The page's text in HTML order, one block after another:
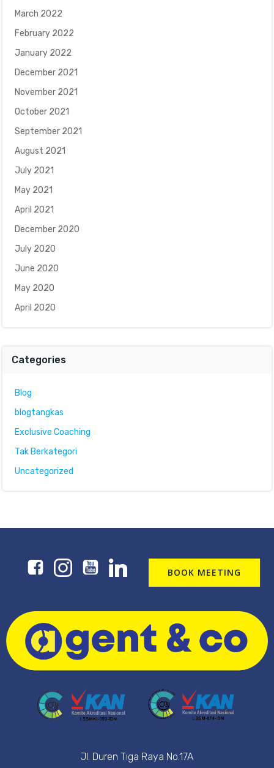
March 2022
February 2022
January 2022
December 2021
November 2021
October 2021
September 2021
August 2021
July 2021
May 2021
April 2021
December 2020
July 2020
June 2020
May 2020
April 2020
Categories
Blog
blogtangkas
Exclusive Coaching
Tak Berkategori
Uncategorized
Jl. Duren Tiga Raya No.17A
BOOK MEETING